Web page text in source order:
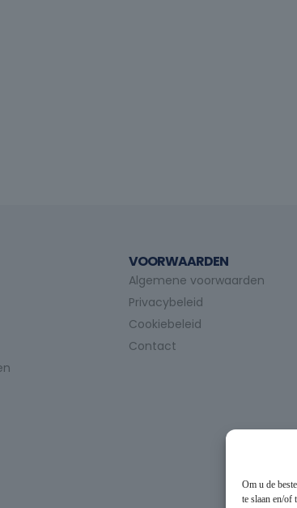
Om u de
te slaan en/of
VOORWAARDEN
Algemene voorwaarden
Privacybeleid
Cookiebeleid
Contact